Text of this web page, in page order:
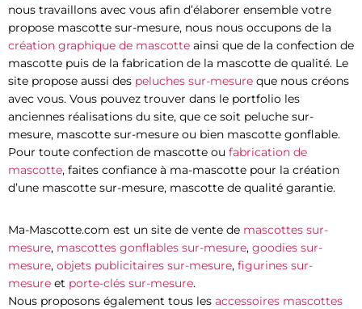
nous travaillons avec vous afin d’élaborer ensemble votre
propose mascotte sur-mesure, nous nous occupons de la
création graphique de mascotte ainsi que de la confection de
mascotte puis de la fabrication de la mascotte de qualité. Le
site propose aussi des peluches sur-mesure que nous créons
avec vous. Vous pouvez trouver dans le portfolio les
anciennes réalisations du site, que ce soit peluche sur-
mesure, mascotte sur-mesure ou bien mascotte gonflable.
Pour toute confection de mascotte ou fabrication de
mascotte, faites confiance à ma-mascotte pour la création
d’une mascotte sur-mesure, mascotte de qualité garantie.
Ma-Mascotte.com est un site de vente de mascottes sur-
mesure, mascottes gonflables sur-mesure, goodies sur-
mesure, objets publicitaires sur-mesure, figurines sur-
mesure et porte-clés sur-mesure.
Nous proposons également tous les accessoires mascottes